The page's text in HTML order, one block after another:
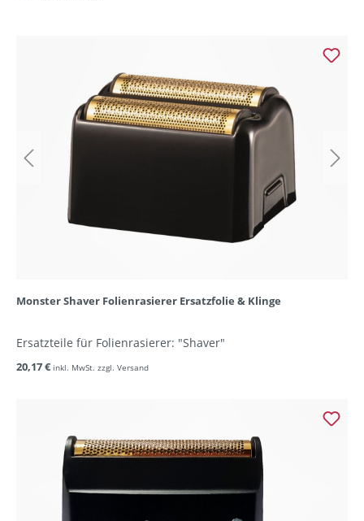
Monster Shaver Folienrasierer Ersatzfolie & Klinge
Ersatzteile für Folienrasierer: "Shaver"
20,17 € inkl. MwSt. zzgl. Versand